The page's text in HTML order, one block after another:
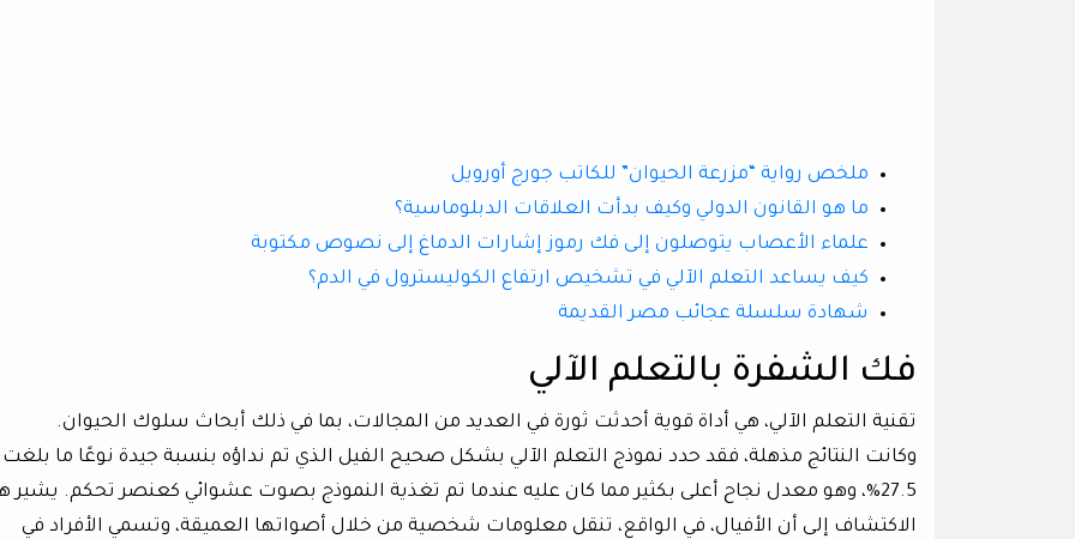
ملخص رواية “مزرعة الحيوان” للكاتب جورج أورويل
ما هو القانون الدولي وكيف بدأت العلاقات الدبلوماسية؟
علماء الأعصاب يتوصلون إلى فك رموز إشارات الدماغ إلى نصوص مكتوبة
كيف يساعد التعلم الآلي في تشخيص ارتفاع الكوليسترول في الدم؟
شهادة سلسلة عجائب مصر القديمة
فك الشفرة بالتعلم الآلي
تقنية التعلم الآلي، هي أداة قوية أحدثت ثورة في العديد من المجالات، بما في ذلك أبحاث سلوك الحيوان.
وكانت النتائج مذهلة، فقد حدد نموذج التعلم الآلي بشكل صحيح الفيل الذي تم نداؤه بنسبة جيدة نوعًا ما بلغت
27.5%، وهو معدل نجاح أعلى بكثير مما كان عليه عندما تم تغذية النموذج بصوت عشوائي كعنصر تحكم. يشير
الاكتشاف إلى أن الأفيال، في الواقع، تنقل معلومات شخصية من خلال أصواتها العميقة، وتسمي الأفراد في